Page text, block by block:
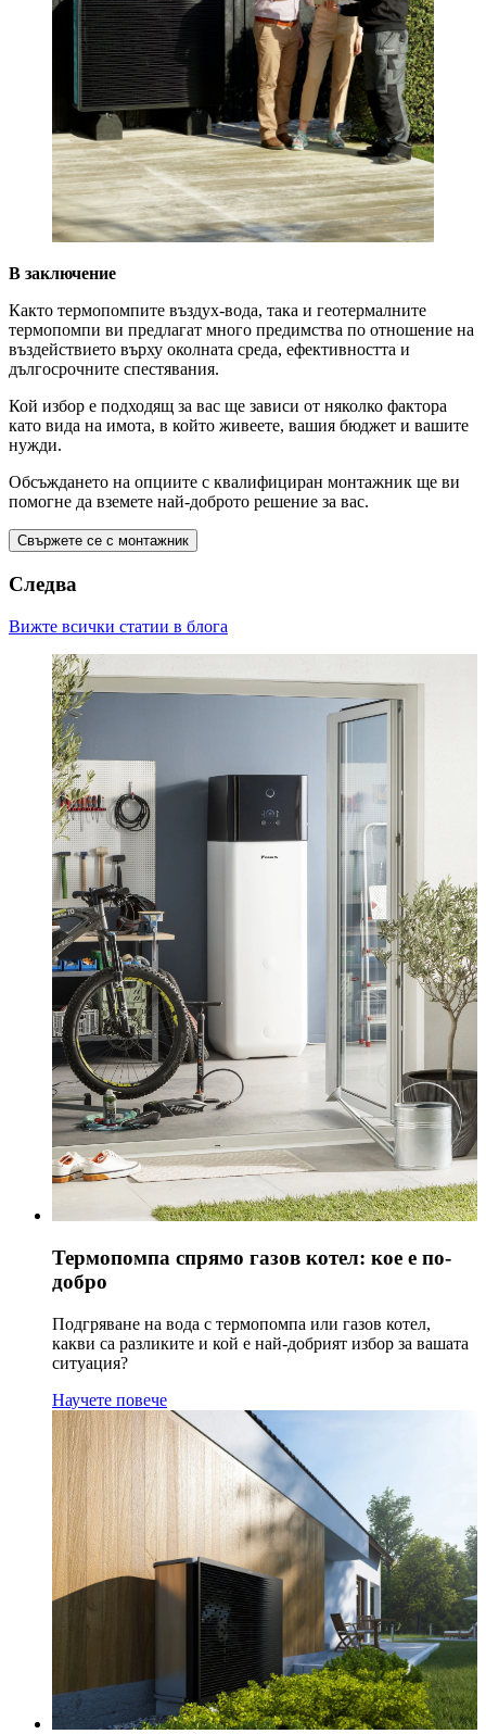
В заключение
Както термопомпите въздух-вода, така и геотермалните
термопомпи ви предлагат много предимства по отношение на
въздействието върху околната среда, ефективността и
дългосрочните спестявания.
Кой избор е подходящ за вас ще зависи от няколко фактора
като вида на имота, в който живеете, вашия бюджет и вашите
нужди.
Обсъждането на опциите с квалифициран монтажник ще ви
помогне да вземете най-доброто решение за вас.
Свържете се с монтажник
Следва
Вижте всички статии в блога
Термопомпа спрямо газов котел: кое е по-
добро
Подгряване на вода с термопомпа или газов котел,
какви са разликите и кой е най-добрият избор за вашата
ситуация?
Научете повече